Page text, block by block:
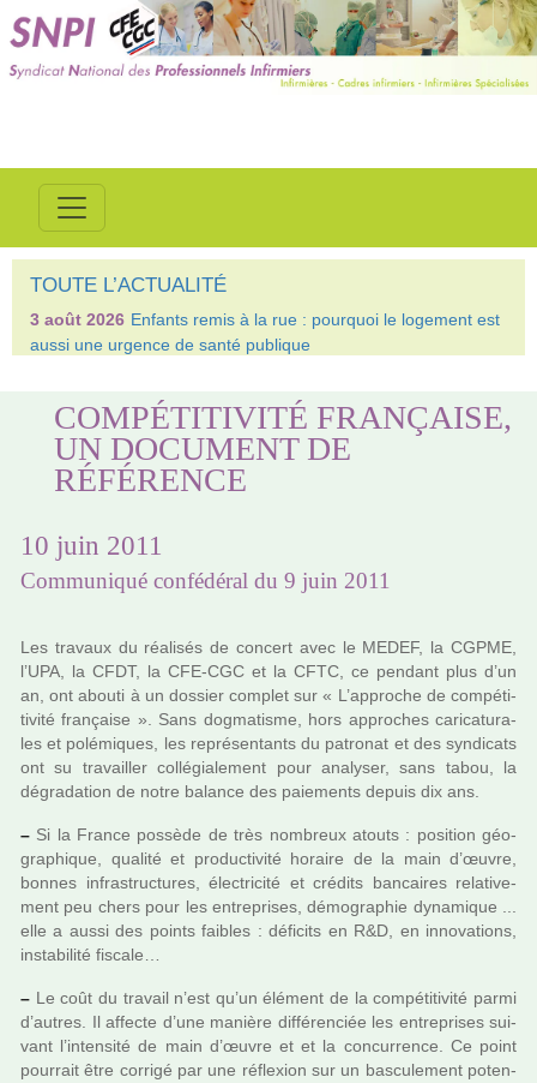
TOUTE L’ACTUALITÉ
3 août 2026 Enfants remis à la rue : pourquoi le logement est
aussi une urgence de santé publique
COMPÉTITIVITÉ FRANÇAISE,
UN DOCUMENT DE
RÉFÉRENCE
10 juin 2011
Communiqué confédéral du 9 juin 2011
Les tra­vaux du réa­li­sés de concert avec le MEDEF, la CGPME,
l’UPA, la CFDT, la CFE-CGC et la CFTC, ce pen­dant plus d’un
an, ont abouti à un dos­sier com­plet sur « L’appro­che de com­pé­ti­
ti­vité fran­çaise ». Sans dog­ma­tisme, hors appro­ches cari­ca­tu­ra­
les et polé­mi­ques, les repré­sen­tants du patro­nat et des syn­di­cats
ont su tra­vailler col­lé­gia­le­ment pour ana­ly­ser, sans tabou, la
dégra­da­tion de notre balance des paie­ments depuis dix ans.
– Si la France pos­sède de très nom­breux atouts : posi­tion géo­
gra­phi­que, qua­lité et pro­duc­ti­vité horaire de la main d’œuvre,
bonnes infra­struc­tu­res, électricité et cré­dits ban­cai­res rela­ti­ve­
ment peu chers pour les entre­pri­ses, démo­gra­phie dyna­mi­que ...
elle a aussi des points fai­bles : défi­cits en R&D, en inno­va­tions,
ins­ta­bi­lité fis­cale…
– Le coût du tra­vail n’est qu’un élément de la com­pé­ti­ti­vité parmi
d’autres. Il affecte d’une manière dif­fé­ren­ciée les entre­pri­ses sui­
vant l’inten­sité de main d’œuvre et et la concur­rence. Ce point
pour­rait être cor­rigé par une réflexion sur un bas­cu­le­ment poten­